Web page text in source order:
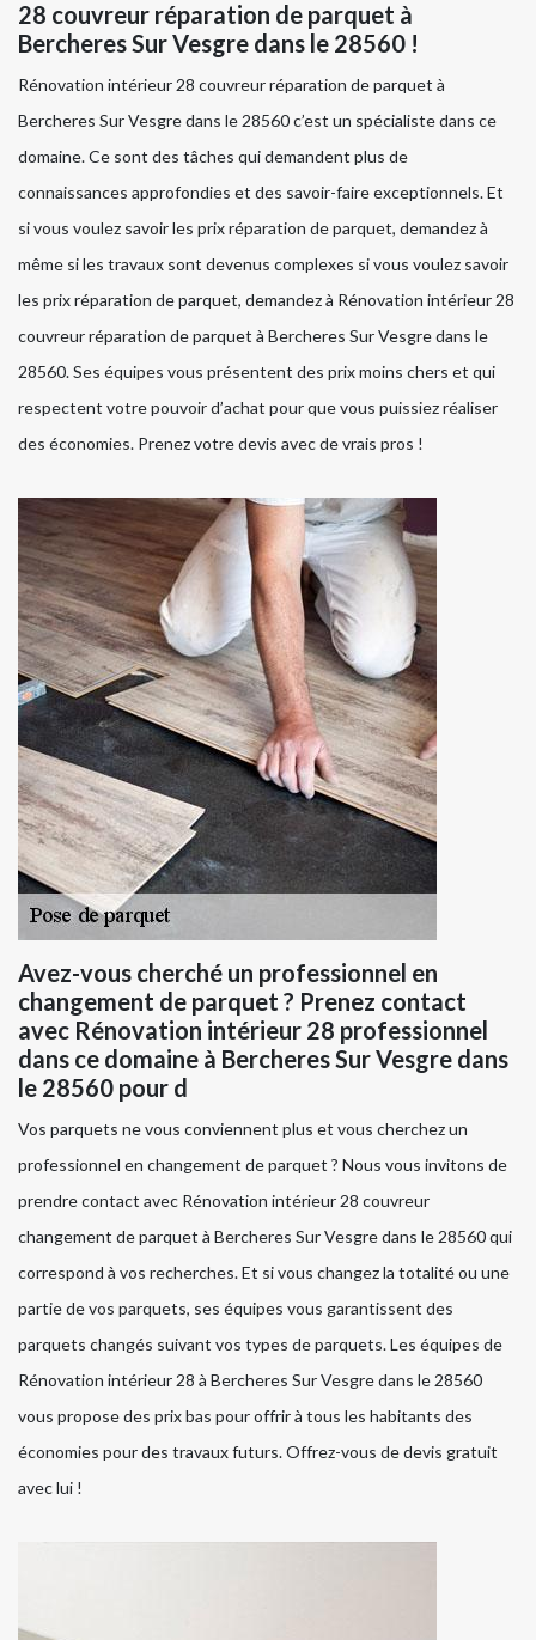
28 couvreur réparation de parquet à
Bercheres Sur Vesgre dans le 28560 !
Rénovation intérieur 28 couvreur réparation de parquet à
Bercheres Sur Vesgre dans le 28560 c’est un spécialiste dans ce
domaine. Ce sont des tâches qui demandent plus de
connaissances approfondies et des savoir-faire exceptionnels. Et
si vous voulez savoir les prix réparation de parquet, demandez à
même si les travaux sont devenus complexes si vous voulez savoir
les prix réparation de parquet, demandez à Rénovation intérieur 28
couvreur réparation de parquet à Bercheres Sur Vesgre dans le
28560. Ses équipes vous présentent des prix moins chers et qui
respectent votre pouvoir d’achat pour que vous puissiez réaliser
des économies. Prenez votre devis avec de vrais pros !
Avez-vous cherché un professionnel en
changement de parquet ? Prenez contact
avec Rénovation intérieur 28 professionnel
dans ce domaine à Bercheres Sur Vesgre dans
le 28560 pour d
Vos parquets ne vous conviennent plus et vous cherchez un
professionnel en changement de parquet ? Nous vous invitons de
prendre contact avec Rénovation intérieur 28 couvreur
changement de parquet à Bercheres Sur Vesgre dans le 28560 qui
correspond à vos recherches. Et si vous changez la totalité ou une
partie de vos parquets, ses équipes vous garantissent des
parquets changés suivant vos types de parquets. Les équipes de
Rénovation intérieur 28 à Bercheres Sur Vesgre dans le 28560
vous propose des prix bas pour offrir à tous les habitants des
économies pour des travaux futurs. Offrez-vous de devis gratuit
avec lui !